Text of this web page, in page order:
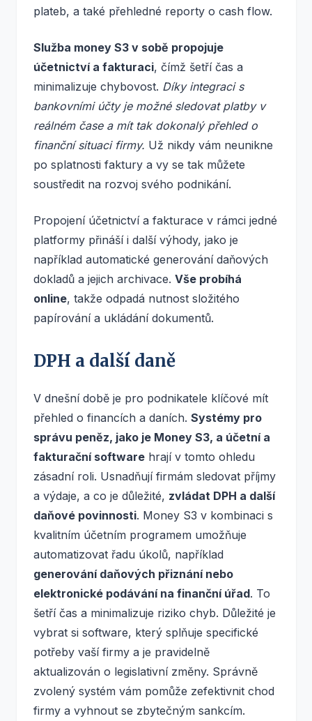
plateb, a také přehledné reporty o cash flow.
Služba money S3 v sobě propojuje
účetnictví a fakturaci, čímž šetří čas a
minimalizuje chybovost. Díky integraci s
bankovními účty je možné sledovat platby v
reálném čase a mít tak dokonalý přehled o
finanční situaci firmy. Už nikdy vám neunikne
po splatnosti faktury a vy se tak můžete
soustředit na rozvoj svého podnikání.
Propojení účetnictví a fakturace v rámci jedné
platformy přináší i další výhody, jako je
například automatické generování daňových
dokladů a jejich archivace. Vše probíhá
online, takže odpadá nutnost složitého
papírování a ukládání dokumentů.
DPH a další daně
V dnešní době je pro podnikatele klíčové mít
přehled o financích a daních. Systémy pro
správu peněz, jako je Money S3, a účetní a
fakturační software hrají v tomto ohledu
zásadní roli. Usnadňují firmám sledovat příjmy
a výdaje, a co je důležité, zvládat DPH a další
daňové povinnosti. Money S3 v kombinaci s
kvalitním účetním programem umožňuje
automatizovat řadu úkolů, například
generování daňových přiznání nebo
elektronické podávání na finanční úřad. To
šetří čas a minimalizuje riziko chyb. Důležité je
vybrat si software, který splňuje specifické
potřeby vaší firmy a je pravidelně
aktualizován o legislativní změny. Správně
zvolený systém vám pomůže zefektivnit chod
firmy a vyhnout se zbytečným sankcím.